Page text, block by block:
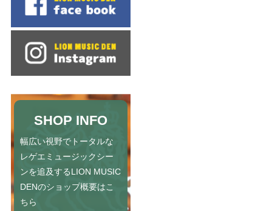
SHOP INFO
幅広い視野でトータルな
レゲエミュージックシー
ンを追及するLION MUSIC
DENのショップ概要はこ
ちら